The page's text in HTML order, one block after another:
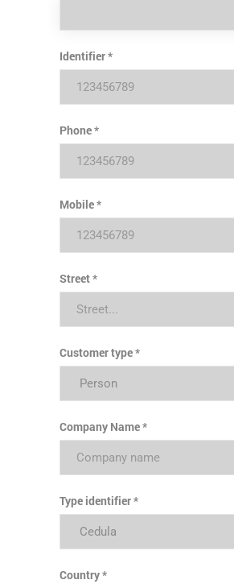
Identifier
Phone
Mobile
Street
Customer type
Company Name
Type identifier
Country